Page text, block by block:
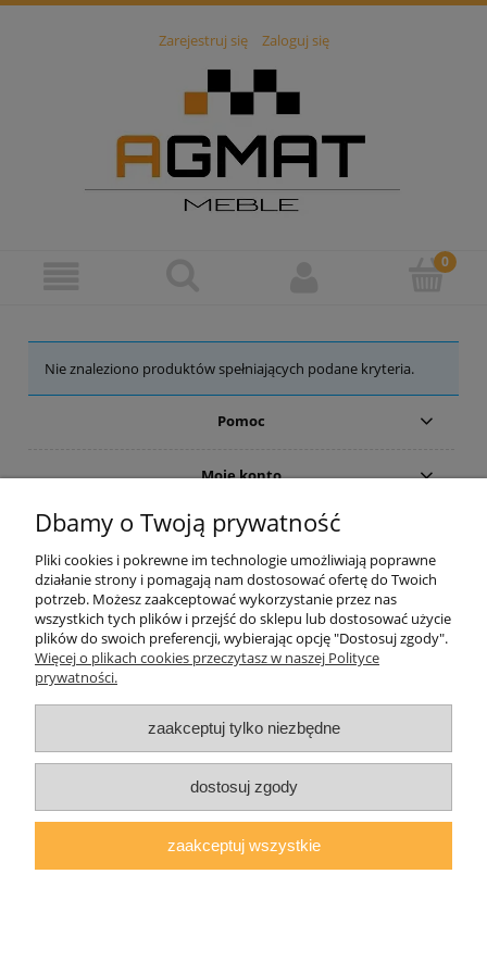
Zarejestruj się Zaloguj się
Nie znaleziono produktów spełniających podane kryteria.
Pomoc
Moje konto
Płatności i dostawa
O nas
AGMAT MEBLE Mateusz Kuźmicz
woj. wielkopolskie | E-mail:sklep@agmatmeble.plTel.:790344333|
NIP: 6192047330 REGON: 381733300
pokaż pełną wersję strony
Sklep internetowy Shoper.pl
Dbamy o Twoją prywatność
Pliki cookies i pokrewne im technologie umożliwiają poprawne
działanie strony i pomagają nam dostosować ofertę do Twoich
potrzeb. Możesz zaakceptować wykorzystanie przez nas
wszystkich tych plików i przejść do sklepu lub dostosować użycie
plików do swoich preferencji, wybierając opcję "Dostosuj zgody".
Więcej o plikach cookies przeczytasz w naszej Polityce
prywatności.
zaakceptuj tylko niezbędne
dostosuj zgody
zaakceptuj wszystkie